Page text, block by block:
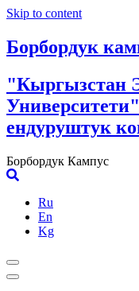
Skip to content
Борбордук
"Кыргызстан
ендуруштук
Борбордук Кампус
Ru
En
Kg